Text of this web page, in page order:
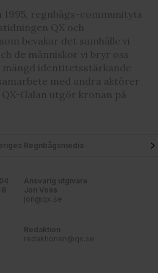
1995, regnbågs-communityts
QX och
bevakar det samhälle vi
de människor vi bryr oss
mängd identitetsstärkande
med andra aktörer
Galan utgör kronan på
Regnbågsmedia
Ansvarig utgivare
Jon Voss
jon@qx.se
Redaktion
redaktionen@qx.se